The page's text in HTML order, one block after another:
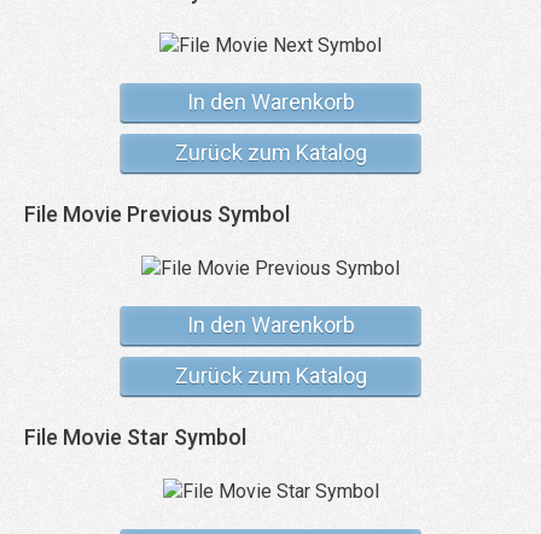
In den Warenkorb
Zurück zum Katalog
File Movie Previous Symbol
In den Warenkorb
Zurück zum Katalog
File Movie Star Symbol